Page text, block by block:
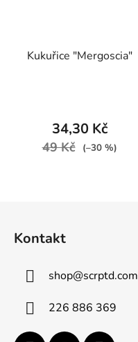
Kukuřice "Mergoscia"
34,30 Kč
49 Kč (–30 %)
Kontakt
shop@scrptd.com
226 886 369